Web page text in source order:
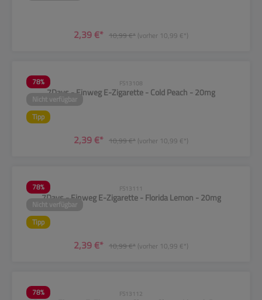
2,39 €* 10,99 €* (vorher 10,99 €*)
78%
Nicht verfügbar
Tipp
FS13108
7Days - Einweg E-Zigarette - Cold Peach - 20mg
2,39 €* 10,99 €* (vorher 10,99 €*)
78%
Nicht verfügbar
Tipp
FS13111
7Days - Einweg E-Zigarette - Florida Lemon - 20mg
2,39 €* 10,99 €* (vorher 10,99 €*)
78% FS13112